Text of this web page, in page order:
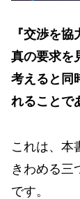
『交渉を
真の要求を
考えると同
れることで
これは、本
きわめる三
です。